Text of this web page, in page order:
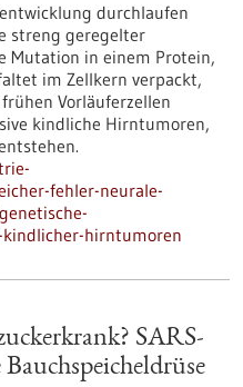
durchlaufen
streng geregelter
Mutation in einem Protein,
im Zellkern verpackt,
Vorläuferzellen
kindliche Hirntumoren,
fehler-neurale-
hirntumoren
SARS-